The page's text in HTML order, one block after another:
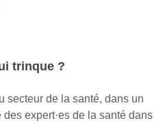
trinque ?
secteur de la santé, dans un
expert·es de la santé dans